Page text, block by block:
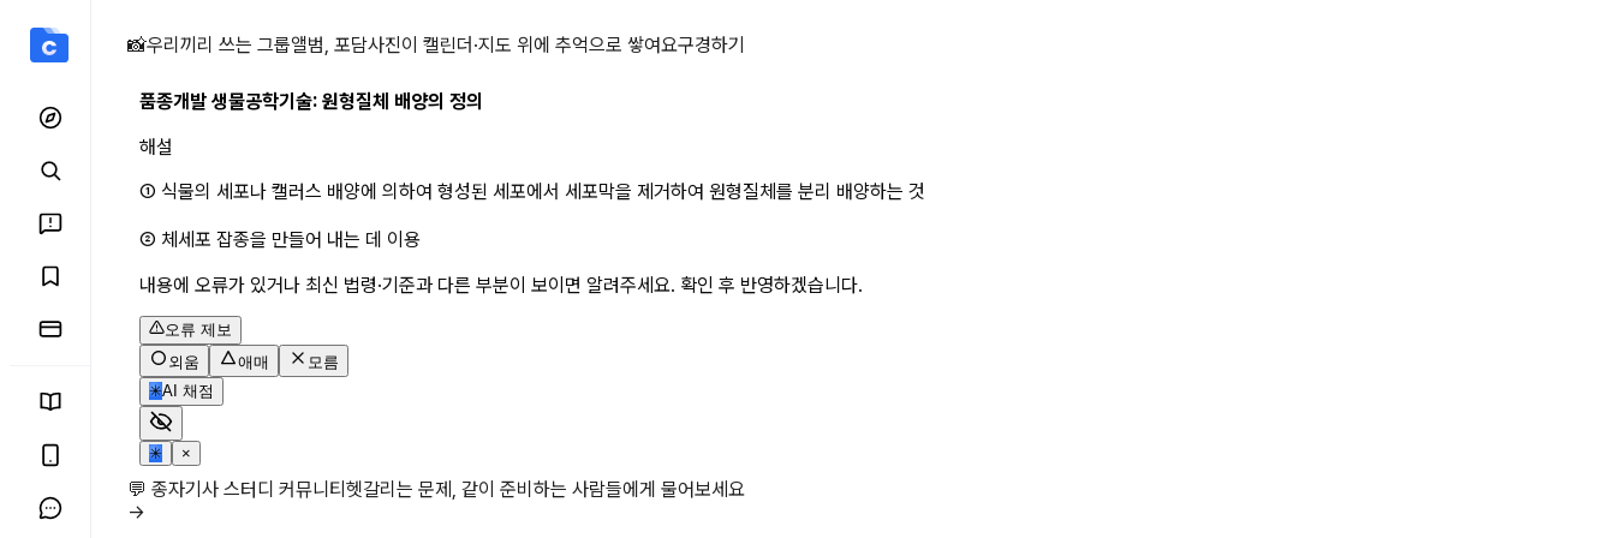
품종개발 생물공학기 상세 페이지
📸우리끼리 쓰는 그룹앨범, 포담사진이 캘린더·지도 위에 추억으로 쌓여요구경하기
품종개발 생물공학기술: 원형질체 배양의 정의
해설
① 식물의 세포나 캘러스 배양에 의하여 형성된 세포에서 세포막을 제거하여 원형질체를 분리 배양하는 것
② 체세포 잡종을 만들어 내는 데 이용
내용에 오류가 있거나 최신 법령·기준과 다른 부분이 보이면 알려주세요. 확인 후 반영하겠습니다.
오류 제보
외움
애매
모름
✳AI 채점
✳ ×
💬 종자기사 스터디 커뮤니티헷갈리는 문제, 같이 준비하는 사람들에게 물어보세요
→